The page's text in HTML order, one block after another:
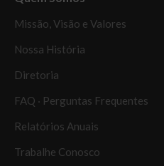
Missão, Visão e Valores
Nossa História
Diretoria
FAQ ‧ Perguntas Frequentes
Relatórios Anuais
Trabalhe Conosco